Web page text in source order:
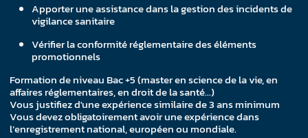
Apporter une assistance dans la gestion des incidents de
vigilance sanitaire
Vérifier la conformité réglementaire des éléments
promotionnels
Formation de niveau Bac +5 (master en science de la vie, en
affaires réglementaires, en droit de la santé…)
Vous justifiez d'une expérience similaire de 3 ans minimum
Vous devez obligatoirement avoir une expérience dans
l’enregistrement national, européen ou mondiale.